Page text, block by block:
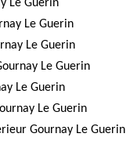
Le Guerin
Le Guerin
Le Guerin
Le Guerin
Le Guerin
Le Guerin
Gournay Le Guerin